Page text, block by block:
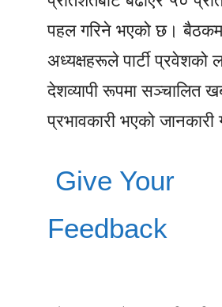
पहल गरिने भएको छ।
अध्यक्षहरूले पार्टी प्रवेशको
देशव्यापी रूपमा सञ्चालित
प्रभावकारी भएको जानकारी
Give Your
Feedback